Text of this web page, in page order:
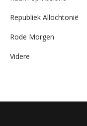
Republiek Allochtonië
Rode Morgen
Videre